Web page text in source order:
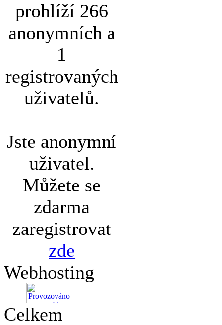
prohlíží 266
anonymních a
1
registrovaných
uživatelů.
Jste anonymní
uživatel.
Můžete se
zdarma
zaregistrovat
zde
Webhosting
Celkem